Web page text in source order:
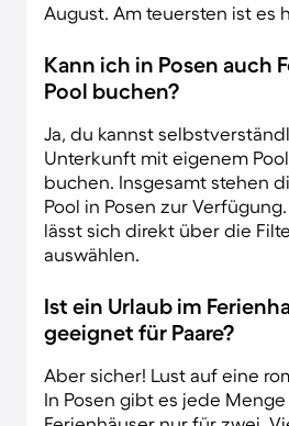
August. Am teuersten ist es
Kann ich in Posen auch
Pool buchen?
Ja, du kannst
Unterkunft mit eigenem
buchen. Insgesamt stehen
Pool in Posen zur
lässt sich direkt über die
auswählen.
Ist ein Urlaub im
geeignet für Paare?
Aber sicher! Lust auf eine
In Posen gibt es jede